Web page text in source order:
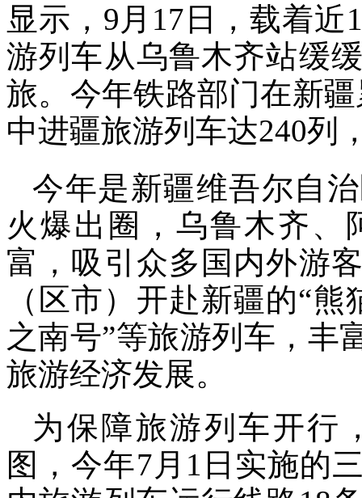
显示，9月17日，载着近
游列车从乌鲁木齐站缓
旅。今年铁路部门在新
中进疆旅游列车达240列
今年是新疆维吾尔自
火爆出圈，乌鲁木齐、
富，吸引众多国内外游
（区市）开赴新疆的“
之南号”等旅游列车，丰
旅游经济发展。
为保障旅游列车开行
图，今年7月1日实施的